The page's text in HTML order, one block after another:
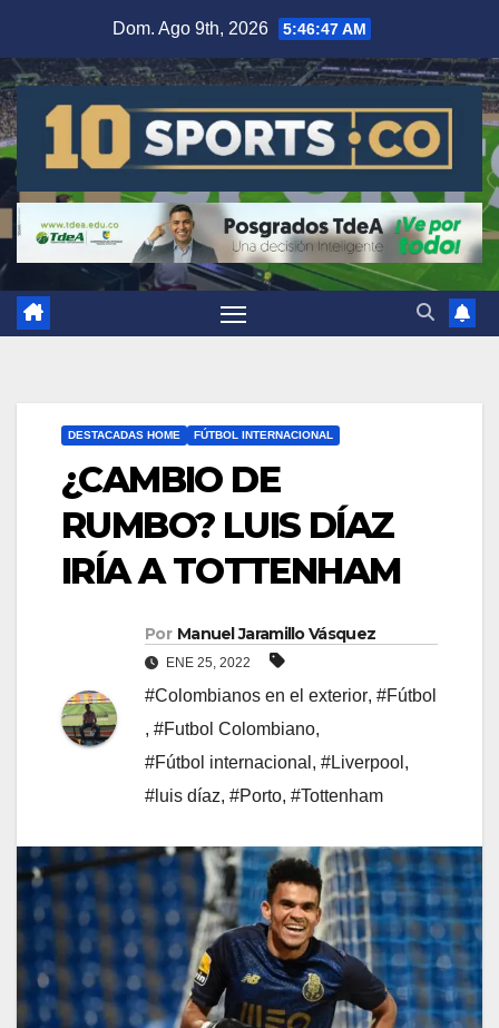
Dom. Ago 9th, 2026 5:46:47 AM
DESTACADAS HOME FÚTBOL INTERNACIONAL
¿CAMBIO DE
RUMBO? LUIS DÍAZ
IRÍA A TOTTENHAM
Por Manuel Jaramillo Vásquez
ENE 25, 2022
#Colombianos en el exterior, #Fútbol
, #Futbol Colombiano,
#Fútbol internacional , #Liverpool ,
#luis díaz, #Porto, #Tottenham